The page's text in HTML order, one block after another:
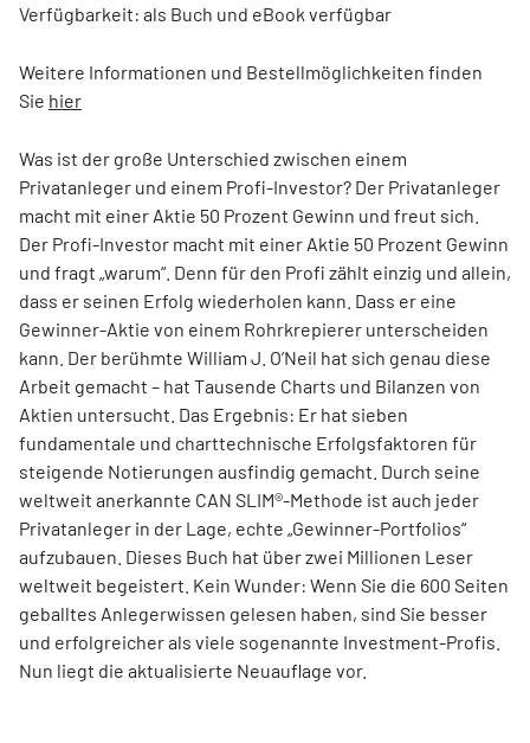
Verfügbarkeit: als Buch und eBook verfügbar
Weitere Informationen und Bestellmöglichkeiten finden
Sie hier
Was ist der große Unterschied zwischen einem
Privatanleger und einem Profi-Investor? Der Privatanleger
macht mit einer Aktie 50 Prozent Gewinn und freut sich.
Der Profi-Investor macht mit einer Aktie 50 Prozent Gewinn
und fragt „warum“. Denn für den Profi zählt einzig und allein,
dass er seinen Erfolg wiederholen kann. Dass er eine
Gewinner-Aktie von einem Rohrkrepierer unterscheiden
kann. Der berühmte William J. O’Neil hat sich genau diese
Arbeit gemacht – hat Tausende Charts und Bilanzen von
Aktien untersucht. Das Ergebnis: Er hat sieben
fundamentale und charttechnische Erfolgsfaktoren für
steigende Notierungen ausfindig gemacht. Durch seine
weltweit anerkannte CAN SLIM®-Methode ist auch jeder
Privatanleger in der Lage, echte „Gewinner-Portfolios“
aufzubauen. Dieses Buch hat über zwei Millionen Leser
weltweit begeistert. Kein Wunder: Wenn Sie die 600 Seiten
geballtes Anlegerwissen gelesen haben, sind Sie besser
und erfolgreicher als viele sogenannte Investment-Profis.
Nun liegt die aktualisierte Neuauflage vor.